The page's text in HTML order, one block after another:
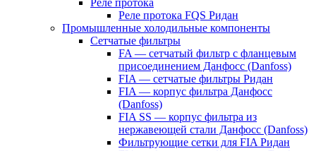
Реле протока
Реле протока FQS Ридан
Промышленные холодильные компоненты
Сетчатые фильтры
FA — сетчатый фильтр с фланцевым
присоединением Данфосс (Danfoss)
FIA — сетчатые фильтры Ридан
FIA — корпус фильтра Данфосс
(Danfoss)
FIA SS — корпус фильтра из
нержавеющей стали Данфосс (Danfoss)
Фильтрующие сетки для FIA Ридан